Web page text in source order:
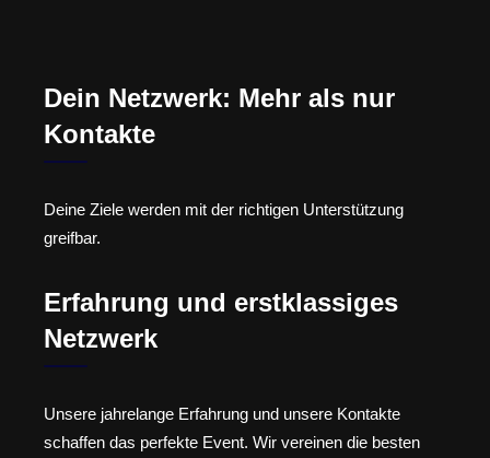
Dein Netzwerk: Mehr als nur
Kontakte
Deine Ziele werden mit der richtigen Unterstützung
greifbar.
Erfahrung und erstklassiges
Netzwerk
Unsere jahrelange Erfahrung und unsere Kontakte
schaffen das perfekte Event. Wir vereinen die besten